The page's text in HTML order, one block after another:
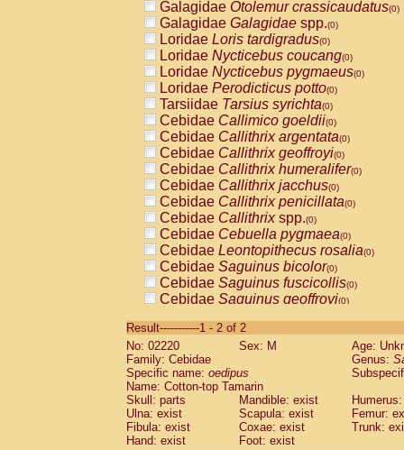
Galagidae Otolemur crassicaudatus(0)
Galagidae Galagidae spp.(0)
Loridae Loris tardigradus(0)
Loridae Nycticebus coucang(0)
Loridae Nycticebus pygmaeus(0)
Loridae Perodicticus potto(0)
Tarsiidae Tarsius syrichta(0)
Cebidae Callimico goeldii(0)
Cebidae Callithrix argentata(0)
Cebidae Callithrix geoffroyi(0)
Cebidae Callithrix humeralifer(0)
Cebidae Callithrix jacchus(0)
Cebidae Callithrix penicillata(0)
Cebidae Callithrixspp.(0)
Cebidae Cebuella pygmaea(0)
Cebidae Leontopithecus rosalia(0)
Cebidae Saguinus bicolor(0)
Cebidae Saguinus fuscicollis(0)
Cebidae Saguinus geoffroyi(0)
CebidaeSaguinus labiatus(0)
Cebidae Saguinus leucopus (0)
Cebidae
CebidaeSaguinus mystax
Cebidae Saguinus nigricollis (1)
Cebidae Saguinus oedipus
Cebidae Saguinus weddelli
Cebidae Saguinusspp.
Result-----------1 - 2 of 2
No: 02220
Sex: M
Age:
Family: Cebidae
Genus:
Specific name: oedipus
Name: Cotton-top Tamarin
Skull: parts
Mandible: exist
Ulna: exist
Scapula: exist
Femur:
Fibula: exist
Coxae: exist
Trunk:
Hand: exist
Foot: exist